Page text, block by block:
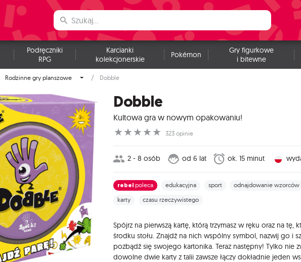
Podręczniki
RPG
Karcianki
kolekcjonerskie
Pokémon
Gry figurkowe
i bitewne
Rodzinne gry planszowe Dobble
Dobble
Kultowa gra w nowym opakowaniu!
☆
☆
☆
☆
☆ 323 opinie
2 - 8 osób od 6 lat ok. 15 minut
rebel poleca edukacyjna sport odnajdowanie wzorców
karty czasu rzeczywistego
Spójrz na pierwszą kartę, którą trzymasz w ręku oraz na tę,
środku stołu. Znajdź na nich wspólny symbol, nazwij go i
pozbądź się swojego kartonika. Teraz następny! Tylko nie
dowolne dwie karty z talii zawsze łączy dokładnie jeden